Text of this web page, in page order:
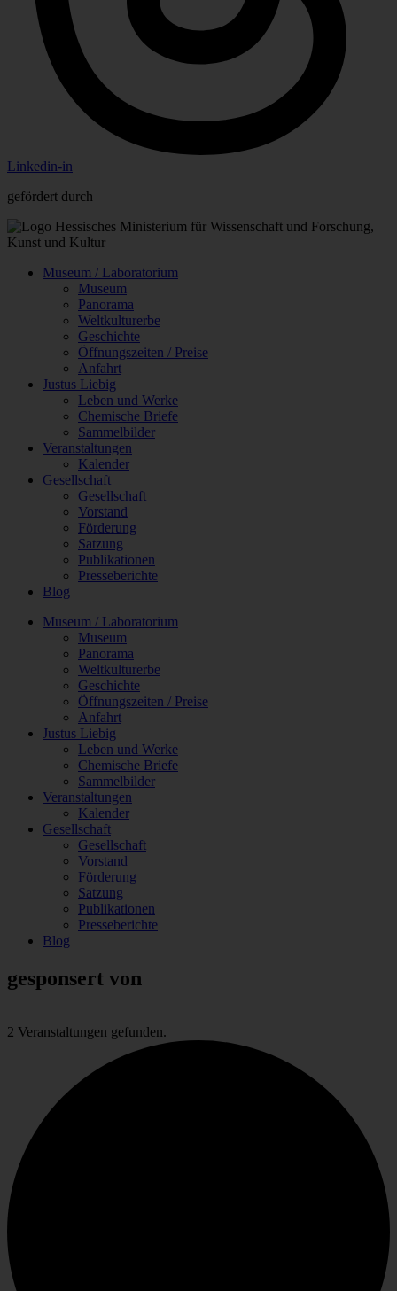
Linkedin-in
gefördert durch
Museum / Laboratorium
Museum
Panorama
Weltkulturerbe
Geschichte
Öffnungszeiten / Preise
Anfahrt
Justus Liebig
Leben und Werke
Chemische Briefe
Sammelbilder
Veranstaltungen
Kalender
Gesellschaft
Gesellschaft
Vorstand
Förderung
Satzung
Publikationen
Presseberichte
Blog
Museum / Laboratorium
Museum
Panorama
Weltkulturerbe
Geschichte
Öffnungszeiten / Preise
Anfahrt
Justus Liebig
Leben und Werke
Chemische Briefe
Sammelbilder
Veranstaltungen
Kalender
Gesellschaft
Gesellschaft
Vorstand
Förderung
Satzung
Publikationen
Presseberichte
Blog
gesponsert von
2 Veranstaltungen gefunden.